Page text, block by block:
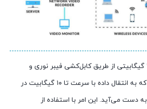
شبکه ۱۰G یا شبکه ۱۰ گیگابیتی از طریق کابل‌کشی فیبر نوری و
دستگاه‌های شبکه‌ای که به انتقال داده با سرعت تا ۱۰ گیگابیت در
دست می‌آید. این امر با استفاده از